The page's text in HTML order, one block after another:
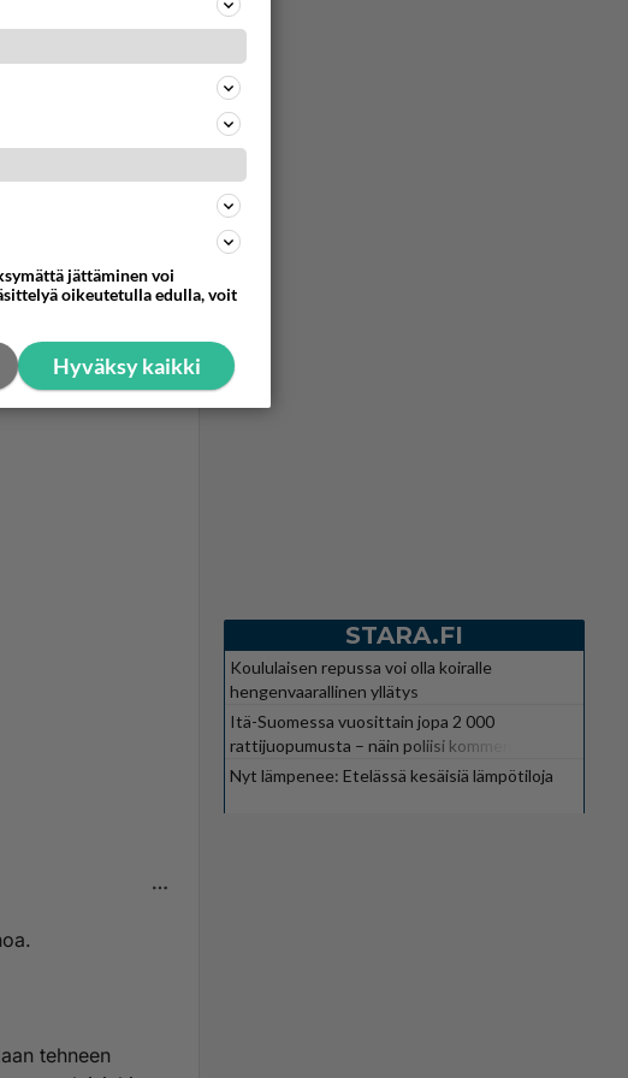
tehneen
STARA.FI
Koululaisen repussa voi olla koiralle
hengenvaarallinen yllätys
Itä-Suomessa vuosittain jopa 2 000
rattijuopumusta – näin poliisi kommentoi
Nyt lämpenee: Etelässä kesäisiä lämpötiloja
jättäminen voi
oikeutetulla edulla, voit
Hyväksy kaikki